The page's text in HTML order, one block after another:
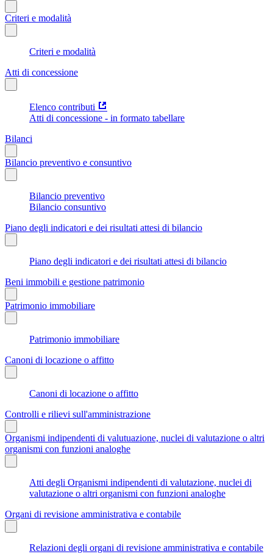
Criteri e modalità
Criteri e modalità
Atti di concessione
Elenco contributi
Atti di concessione - in formato tabellare
Bilanci
Bilancio preventivo e consuntivo
Bilancio preventivo
Bilancio consuntivo
Piano degli indicatori e dei risultati attesi di bilancio
Piano degli indicatori e dei risultati attesi di bilancio
Beni immobili e gestione patrimonio
Patrimonio immobiliare
Patrimonio immobiliare
Canoni di locazione o affitto
Canoni di locazione o affitto
Controlli e rilievi sull'amministrazione
Organismi indipendenti di valutuazione, nuclei di valutazione o altri
organismi con funzioni analoghe
Atti degli Organismi indipendenti di valutazione, nuclei di
valutazione o altri organismi con funzioni analoghe
Organi di revisione amministrativa e contabile
Relazioni degli organi di revisione amministrativa e contabile